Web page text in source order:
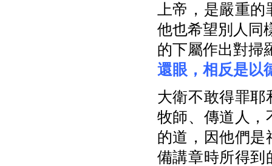
上帝，是嚴重的
他也希望別人同
的下屬作出對掃
還眼，相反是以
大衛不敢得罪耶
牧師、傳道人，
的道，因他們是
備講章時所得到